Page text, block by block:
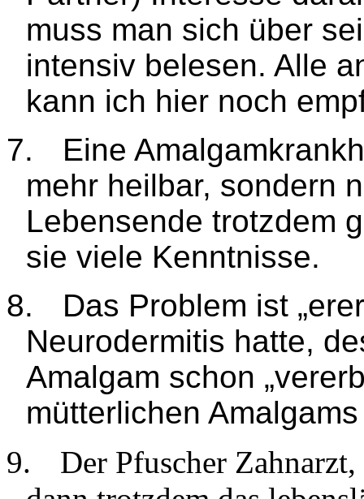
muss man sich über
intensiv belesen. Alle
kann ich hier noch
7.
Eine
mehr heilbar, sondern
Lebensende trotzdem
sie viele Kenntnisse.
8.
Das Problem ist
Neurodermitis hatte,
Amalgam schon
mütterlichen
9.
Der Pfuscher